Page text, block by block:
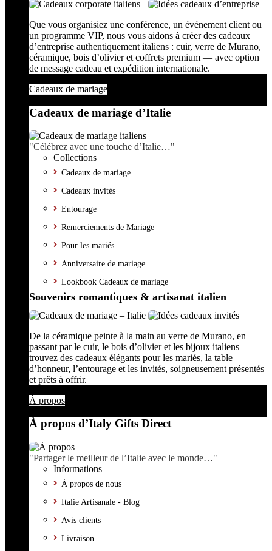
Que vous organisiez une conférence, un événement client ou
un programme VIP, nous vous aidons à créer des cadeaux
d’entreprise authentiquement italiens : cuir, verre de Murano,
céramique, bois d’olivier et coffrets premium — avec option
de message cadeau et expédition internationale.
Cadeaux de mariage
Cadeaux de mariage d’Italie
"Célébrez avec une touche d’Italie…"
Collections
Cadeaux de mariage
Cadeaux invités
Entourage
Remerciements de Mariage
Pour les mariés
Anniversaire de mariage
Lookbook Cadeaux de mariage
Souvenirs romantiques & artisanat italien
De la céramique peinte à la main au verre de Murano, en
passant par le cuir, le bois d’olivier et les bijoux italiens —
trouvez des cadeaux élégants pour les mariés, la table
d’honneur, l’entourage et les invités, soigneusement présentés
et prêts à offrir.
À propos
À propos d’Italy Gifts Direct
"Partager le meilleur de l’Italie avec le monde…"
Informations
À propos de nous
Italie Artisanale - Blog
Avis clients
Livraison